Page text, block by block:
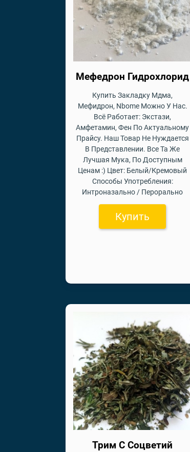
Мефедрон Гидрохлорид
Купить Закладку Мдма,
Мефидрон, Nbome Можно У Нас.
Всё Работает: Экстази,
Амфетамин, Фен По Актуальному
Прайсу. Наш Товар Не Нуждается
В Представлении. Все Та Же
Лучшая Мука, По Доступным
Ценам :) Цвет: Белый/Кремовый
Способы Употребления:
Интроназально / Перорально
Купить
Трим С Соцветий